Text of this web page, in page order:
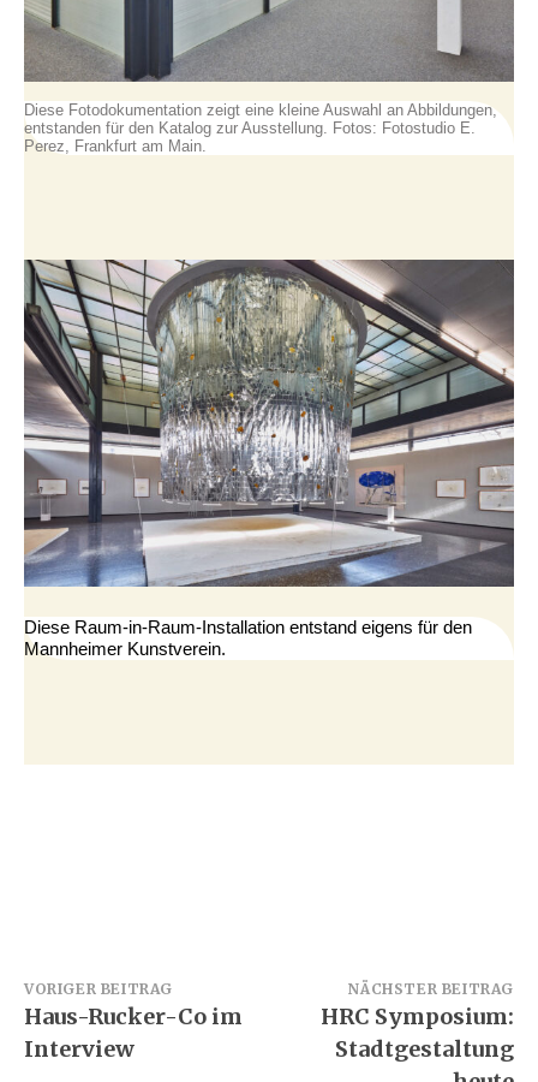
Diese Fotodokumentation zeigt eine kleine Auswahl an Abbildungen,
entstanden für den Katalog zur Ausstellung. Fotos: Fotostudio E.
Perez, Frankfurt am Main.
Diese Raum-in-Raum-Installation entstand eigens für den
Mannheimer Kunstverein.
Beitragsnavigation
VORIGER BEITRAG
Haus-Rucker-Co im
Interview
NÄCHSTER BEITRAG
HRC Symposium:
Stadtgestaltung